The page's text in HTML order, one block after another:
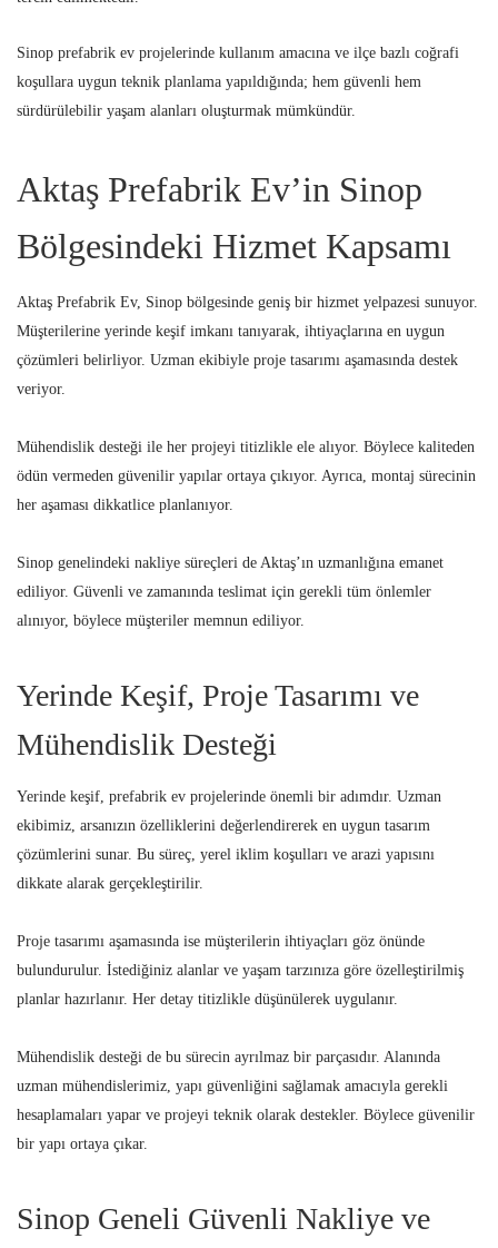
Sinop prefabrik ev projelerinde kullanım amacına ve ilçe bazlı coğrafi
koşullara uygun teknik planlama yapıldığında; hem güvenli hem
sürdürülebilir yaşam alanları oluşturmak mümkündür.
Aktaş Prefabrik Ev’in Sinop
Bölgesindeki Hizmet Kapsamı
Aktaş Prefabrik Ev, Sinop bölgesinde geniş bir hizmet yelpazesi sunuyor.
Müşterilerine yerinde keşif imkanı tanıyarak, ihtiyaçlarına en uygun
çözümleri belirliyor. Uzman ekibiyle proje tasarımı aşamasında destek
veriyor.
Mühendislik desteği ile her projeyi titizlikle ele alıyor. Böylece kaliteden
ödün vermeden güvenilir yapılar ortaya çıkıyor. Ayrıca, montaj sürecinin
her aşaması dikkatlice planlanıyor.
Sinop genelindeki nakliye süreçleri de Aktaş’ın uzmanlığına emanet
ediliyor. Güvenli ve zamanında teslimat için gerekli tüm önlemler
alınıyor, böylece müşteriler memnun ediliyor.
Yerinde Keşif, Proje Tasarımı ve
Mühendislik Desteği
Yerinde keşif, prefabrik ev projelerinde önemli bir adımdır. Uzman
ekibimiz, arsanızın özelliklerini değerlendirerek en uygun tasarım
çözümlerini sunar. Bu süreç, yerel iklim koşulları ve arazi yapısını
dikkate alarak gerçekleştirilir.
Proje tasarımı aşamasında ise müşterilerin ihtiyaçları göz önünde
bulundurulur. İstediğiniz alanlar ve yaşam tarzınıza göre özelleştirilmiş
planlar hazırlanır. Her detay titizlikle düşünülerek uygulanır.
Mühendislik desteği de bu sürecin ayrılmaz bir parçasıdır. Alanında
uzman mühendislerimiz, yapı güvenliğini sağlamak amacıyla gerekli
hesaplamaları yapar ve projeyi teknik olarak destekler. Böylece güvenilir
bir yapı ortaya çıkar.
Sinop Geneli Güvenli Nakliye ve